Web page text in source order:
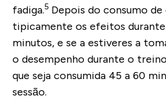
fadiga.5 Depois do consumo
tipicamente os efeitos durante
minutos, e se a estiveres a
o desempenho durante o
que seja consumida 45 a 60
sessão.